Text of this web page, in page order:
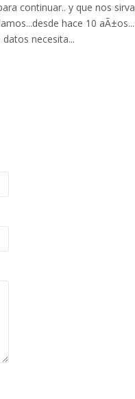
continuar.. y que nos sirva
hace 10
necesita...